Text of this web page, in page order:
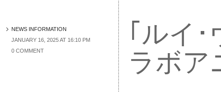
NEWS INFORMATION
JANUARY 16, 2025 AT 16:10 PM
0 COMMENT
｢ルイ
ラボア